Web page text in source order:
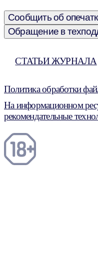
Сообщить об
Обращение в
СТАТЬИ ЖУРНАЛА
Политика обработки
На информационном
рекомендательные